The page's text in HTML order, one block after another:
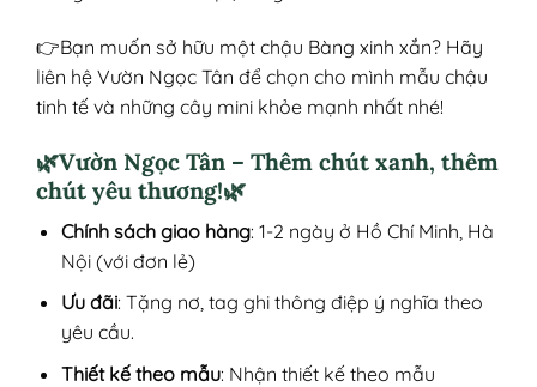
👉Bạn muốn sở hữu một chậu Bàng xinh xắn? Hãy
liên hệ Vườn Ngọc Tân để chọn cho mình mẫu chậu
tinh tế và những cây mini khỏe mạnh nhất nhé!
🌿Vườn Ngọc Tân – Thêm chút xanh, thêm
chút yêu thương!🌿
Chính sách giao hàng: 1-2 ngày ở Hồ Chí Minh, Hà
Nội (với đơn lẻ)
Ưu đãi: Tặng nơ, tag ghi thông điệp ý nghĩa theo
yêu cầu.
Thiết kế theo mẫu: Nhận thiết kế theo mẫu